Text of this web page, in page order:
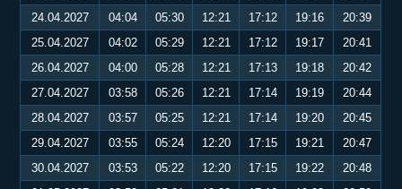
24.04.2027
04:04 05:30 12:21 17:12 19:16
20:39
25.04.2027
04:02 05:29 12:21 17:12 19:17
20:41
26.04.2027
04:00 05:28 12:21 17:13 19:18
20:42
27.04.2027
03:58 05:26 12:21 17:14 19:19
20:44
28.04.2027
03:57 05:25 12:21 17:14 19:20
20:45
29.04.2027
03:55 05:24 12:20 17:15 19:21
20:47
30.04.2027
03:53 05:22 12:20 17:15 19:22
20:48